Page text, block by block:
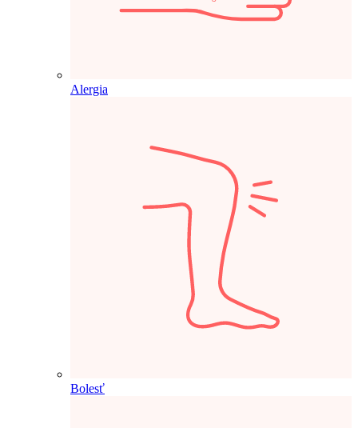
Alergia
Bolesť